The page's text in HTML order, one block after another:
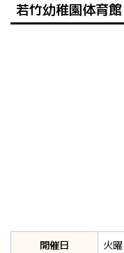
若竹幼稚園体育館
開催日
火